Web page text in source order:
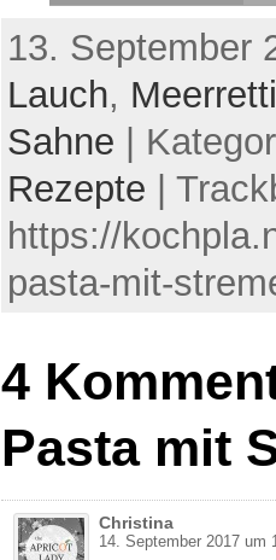
13. September
Lauch,
Sahne |
Rezepte |
https://
pasta-mit-
4
Pasta mit
Christina
14. September 2017 um